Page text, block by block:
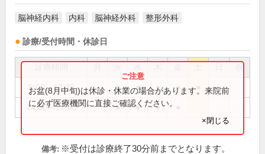
脳神経内科 内科 脳神経外科 整形外科
診療/受付時間・休診日
9:00～12:30 ● ● ● ●
14:00～18:00 ● ● ●
お盆(8月中旬)は休診・休業の場合があります。来院前
に必ず医療機関に直接ご確認ください。
×閉じる
備考: ※受付は診療終了30分前までとなります。